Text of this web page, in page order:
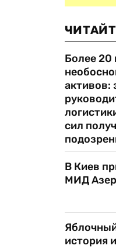
Более 20
активов:
сил
В Киев
МИД
история